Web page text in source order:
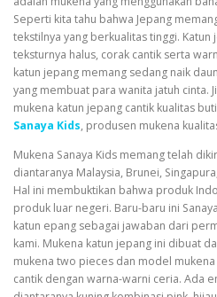
Seperti kita tahu bahwa Jepang
tekstilnya yang berkualitas tinggi.
teksturnya halus, corak cantik serta
katun jepang memang sedang naik
yang membuat para wanita jatuh cinta.
mukena katun jepang cantik kualitas
Sanaya Kids, produsen mukena
Mukena Sanaya Kids memang telah
diantaranya Malaysia, Brunei,
Hal ini membuktikan bahwa produk
produk luar negeri. Baru-baru ini
katun epang sebagai jawaban dari
kami. Mukena katun jepang ini dibuat
mukena two pieces dan model mukena
cantik dengan warna-warni ceria. Ada